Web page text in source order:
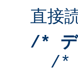
直接
/* デ
/*